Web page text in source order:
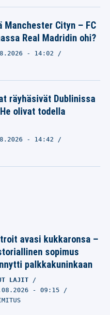
Manchester Cityn – FC
Real Madridin ohi?
- 14:02
räyhäsivät Dublinissa
olivat todella
- 14:42
avasi kukkaronsa –
sopimus
palkkakuninkaan
LAJIT
- 09:15